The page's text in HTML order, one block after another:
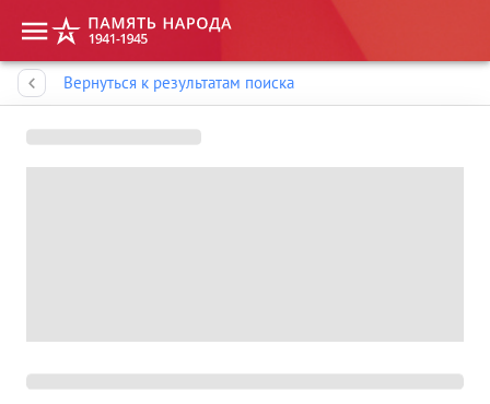
Вернуться к результатам поиска
Память народа